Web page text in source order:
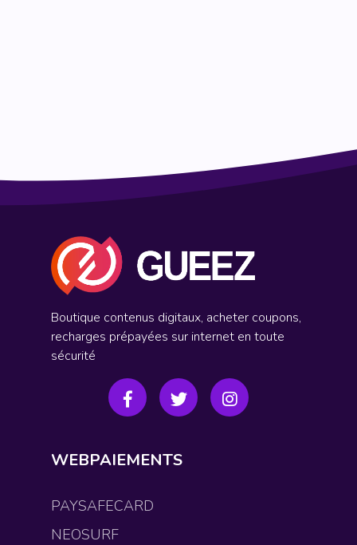
Boutique contenus digitaux, acheter coupons,
recharges prépayées sur internet en toute
sécurité
WEBPAIEMENTS
PAYSAFECARD
NEOSURF